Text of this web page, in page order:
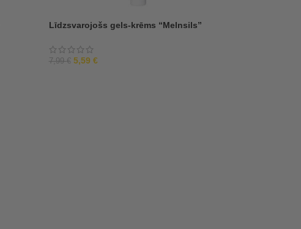
Līdzsvarojošs gels-krēms “Melnsils”
7,99€ 5,59 €